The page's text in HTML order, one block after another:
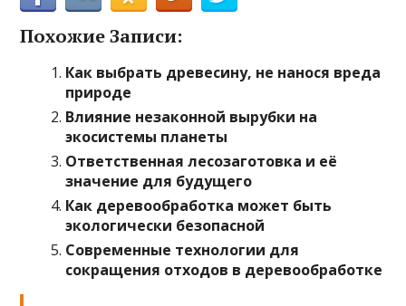
Похожие Записи:
Как выбрать древесину, не нанося вреда
природе
Влияние незаконной вырубки на
экосистемы планеты
Ответственная лесозаготовка и её
значение для будущего
Как деревообработка может быть
экологически безопасной
Современные технологии для
сокращения отходов в деревообработке